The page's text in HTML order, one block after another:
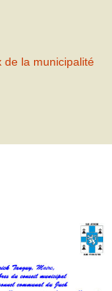
de la municipalité